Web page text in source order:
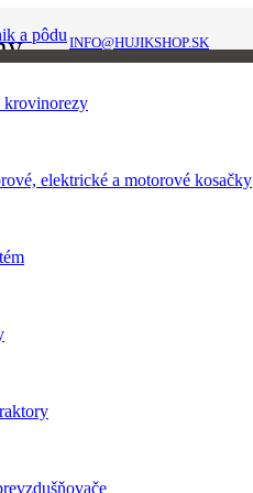
ŽILINA
INFO@HUJIKSHOP.SK
+421 904 954 064
a pôdu
krovinorezy
elektrické a motorové kosačky